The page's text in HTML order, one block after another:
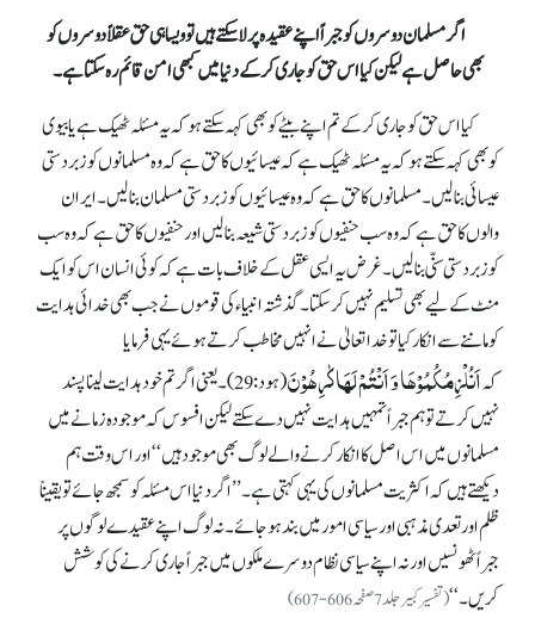
اگر مسلمان دوسروں کو جبراً اپنے عقیدہ پر لا سکتے ہیں تو ویسا ہی حق عقلاً دوسروں کو
بھی حاصل ہے لیکن کیا اس حق کو جاری کر کے دنیا میں کبھی امن قائم رہ سکتا ہے۔
کیا اس حق کو جاری کر کے تم اپنے بیٹے کو بھی کہہ سکتے ہو کہ یہ مسئلہ ٹھیک ہے یا بیوی
کو بھی کہہ سکتے ہو کہ یہ مسئلہ ٹھیک ہے کہ عیسائیوں کا حق ہے کہ وہ مسلمانوں کو زبردستی
عیسائی بنا لیں۔ مسلمانوں کا حق ہے کہ وہ عیسائیوں کو زبردستی مسلمان بنا لیں۔ ایران
والوں کا حق ہے کہ وہ سب حنفیوں کو زبردستی شیعہ بنا لیں اور حنفیوں کا حق ہے کہ وہ سب
کو زبردستی سنّی بنا لیں۔ غرض یہ ایسی عقل کے خلاف بات ہے کہ کوئی انسان اس کو ایک
منٹ کے لیے بھی تسلیم نہیں کر سکتا۔ گذشتہ انبیاء کی قوموں نے جب بھی خدائی ہدایت
کو ماننے سے انکار کیا تو خدا تعالیٰ نے انہیں مخاطب کرتے ہوئے یہی فرمایا
کہاَنُلْزِمُکُمُوْہَا وَ اَنْتُمْ لَہَا کٰرِہُوْنَ
(ہود:29)۔یعنی اگر تم خود ہدایت لینا پسند
نہیں کرتے تو ہم جبراً تمہیں ہدایت نہیں دے سکتے لیکن افسوس کہ موجودہ زمانے میں
مسلمانوں میں اس اصل کا انکار کرنے والے لوگ بھی موجود ہیں‘‘اور اس وقت ہم
دیکھتے ہیں کہ اکثریت مسلمانوں کی یہی کہتی ہے۔’’ اگر دنیا اس مسئلہ کو سمجھ جائے تو یقیناً
ظلم اور تعدی مذہبی اور سیاسی امور میں بند ہو جائے۔ نہ لوگ اپنے عقیدے لوگوں پر
جبراً ٹھونسیں اور نہ اپنے سیاسی نظام دوسرے ملکوں میں جبراً جاری کرنے کی کوشش
کریں۔‘‘(تفسیر کبیر جلد7صفحہ606-607)